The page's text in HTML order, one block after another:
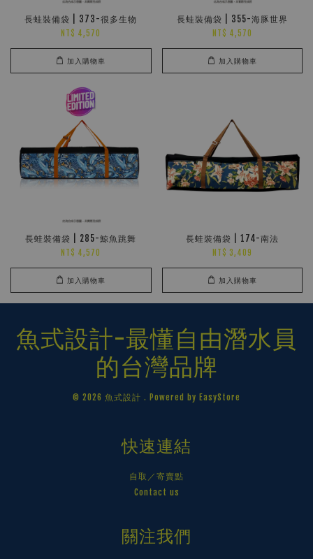
長蛙裝備袋 | 373-很多生物
NT$ 4,570
加入購物車
長蛙裝備袋 | 355-海豚世界
NT$ 4,570
加入購物車
長蛙裝備袋 | 285-鯨魚跳舞
NT$ 4,570
加入購物車
長蛙裝備袋 | 174-南法
NT$ 3,409
加入購物車
魚式設計-最懂自由潛水員
的台灣品牌
© 2026 魚式設計 . Powered by EasyStore
快速連結
自取／寄賣點
Contact us
關注我們